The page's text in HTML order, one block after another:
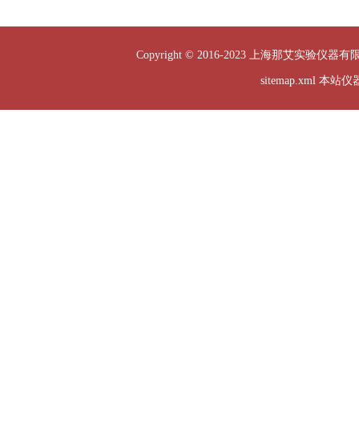
Copyright © 2016-2023 上海那艾实验仪器有
sitemap.xml本站仪